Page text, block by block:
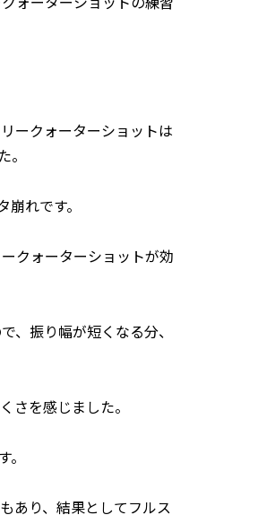
ークォーターショットは
れです。
クォーターショットが効
、振り幅が短くなる分、
さを感じました。
あり、結果としてフルス